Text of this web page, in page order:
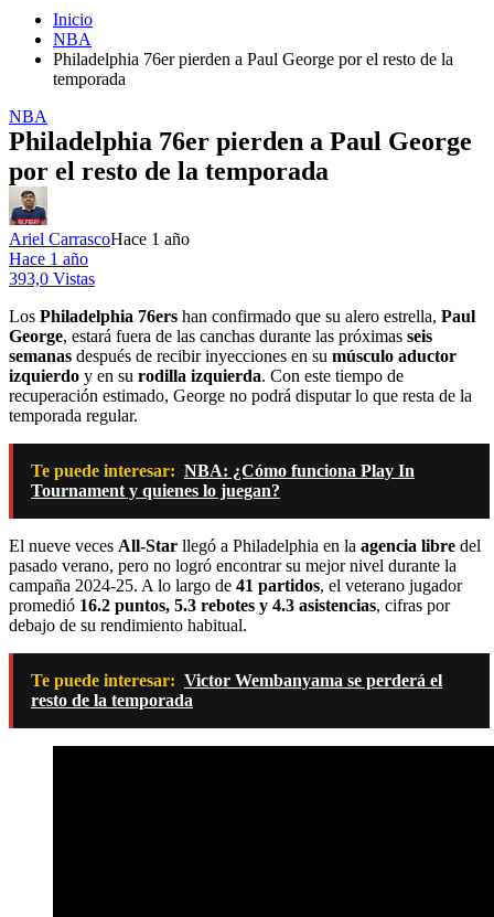
Inicio
NBA
Philadelphia 76er pierden a Paul George por el resto de la
temporada
NBA
Philadelphia 76er pierden a Paul George
por el resto de la temporada
Ariel CarrascoHace 1 año
Hace 1 año
393,0 Vistas
Los Philadelphia 76ers han confirmado que su alero estrella, Paul
George, estará fuera de las canchas durante las próximas seis
semanas después de recibir inyecciones en su músculo aductor
izquierdo y en su rodilla izquierda. Con este tiempo de
recuperación estimado, George no podrá disputar lo que resta de la
temporada regular.
Te puede interesar: NBA: ¿Cómo funciona Play In
Tournament y quienes lo juegan?
El nueve veces All-Star llegó a Philadelphia en la agencia libre del
pasado verano, pero no logró encontrar su mejor nivel durante la
campaña 2024-25. A lo largo de 41 partidos, el veterano jugador
promedió 16.2 puntos, 5.3 rebotes y 4.3 asistencias, cifras por
debajo de su rendimiento habitual.
Te puede interesar: Victor Wembanyama se perderá el
resto de la temporada